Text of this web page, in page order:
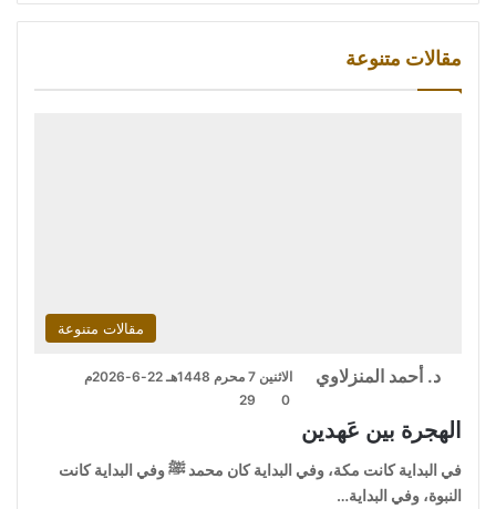
مقالات متنوعة
مقالات متنوعة
د. أحمد المنزلاوي
الاثنين 7 محرم 1448هـ 22-6-2026م
0
29
الهجرة بين عَهدين
في البداية كانت مكة، وفي البداية كان محمد ﷺ وفي البداية كانت
النبوة، وفي البداية…